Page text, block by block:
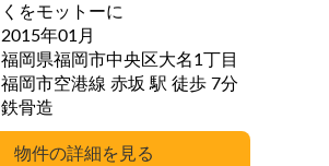
くをモットーに
2015年01月
福岡県福岡市中央区大名1丁目
福岡市空港線 赤坂 駅 徒歩 7分
鉄骨造